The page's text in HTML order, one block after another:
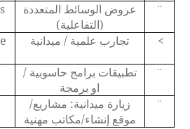
¨
عروض الوسائط المتعددة
(التفاعلية)
< تجارب علمية / ميدانية
¨
تطبيقات برامج حاسوبية /
او برمجة
¨
زيارة ميدانية: مشاريع/
موقع إنشاء/مكاتب مهنية